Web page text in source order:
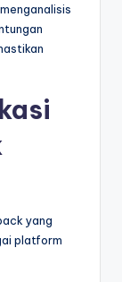
yang
platform